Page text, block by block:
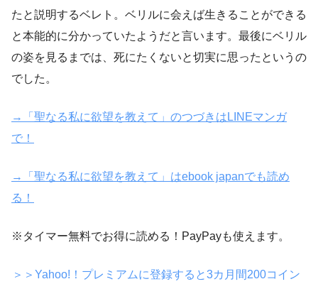
たと説明するベレト。ベリルに会えば生きることができる
と本能的に分かっていたようだと言います。最後にベリル
の姿を見るまでは、死にたくないと切実に思ったというの
でした。
→「聖なる私に欲望を教えて」のつづきはLINEマンガ
で！
→「聖なる私に欲望を教えて」はebook japanでも読め
る！
※タイマー無料でお得に読める！PayPayも使えます。
＞＞Yahoo!！プレミアムに登録すると3カ月間200コイン